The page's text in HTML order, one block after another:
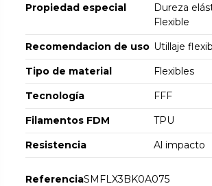
Propiedad especial
Dureza
Flexible
Recomendacion de uso Utillaje
Tipo de material
Flexibles
Tecnología
FFF
Filamentos FDM
TPU
Resistencia
Al impacto
ReferenciaSMFLX3BK0A075